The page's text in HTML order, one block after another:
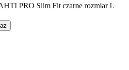
PRO Slim Fit czarne rozmiar L